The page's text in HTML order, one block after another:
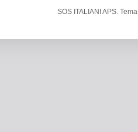
SOS ITALIANI APS.